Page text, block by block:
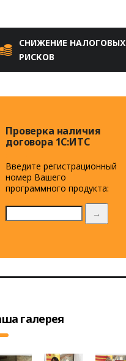
СНИЖЕНИЕ НАЛОГОВЫХ
РИСКОВ
Проверка наличия
договора 1C:ИТС
Введите регистрационный
номер Вашего
программного продукта:
→
галерея